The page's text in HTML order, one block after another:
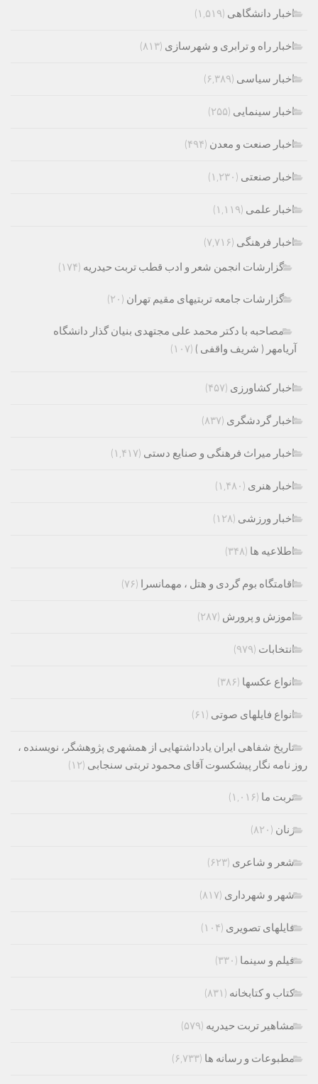
اخبار دانشگاهی (۱,۵۱۹)
اخبار راه و ترابری و شهرسازی (۸۱۳)
اخبار سیاسی (۶,۳۸۹)
اخبار سینمایی (۲۵۵)
اخبار صنعت و معدن (۴۹۴)
اخبار صنعتی (۱,۲۳۰)
اخبار علمی (۱,۱۱۹)
اخبار فرهنگی (۷,۷۱۶)
گزارشات انجمن شعر و ادب قطب تربت حیدریه (۱۷۴)
گزارشات جامعه تربتیهای مقیم تهران (۲۰)
مصاحبه با دکتر محمد علی مجتهدی بنیان گذار دانشگاه
آریامهر ( شریف واقفی ) (۱۰۷)
اخبار کشاورزی (۴۵۷)
اخبار گردشگری (۸۳۷)
اخبار میراث فرهنگی و صنایع دستی (۱,۴۱۷)
اخبار هنری (۱,۴۸۰)
اخبار ورزشی (۱۲۸)
اطلاعیه ها (۳۴۸)
اقامتگاه بوم گردی و هتل ، مهمانسرا (۷۶)
اموزش و پرورش (۲۸۷)
انتخابات (۹۷۹)
انواع عکسها (۳۸۶)
انواع فایلهای صوتی (۶۱)
تاریخ شفاهی ایران یادداشتهایی از همشهری پژوهشگر، نویسنده ،
روز نامه نگار پیشکسوت آقای محمود تربتی سنجابی (۱۲)
تربت ما (۱,۰۱۶)
زنان (۸۲۰)
شعر و شاعری (۶۲۳)
شهر و شهرداری (۸۱۷)
فایلهای تصویری (۱۰۴)
فیلم و سینما (۳۳۰)
کتاب و کتابخانه (۸۳۱)
مشاهیر تربت حیدریه (۵۷۹)
مطبوعات و رسانه ها (۶,۷۳۳)